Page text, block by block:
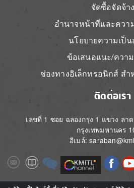
จัดซื้อจัดจ้าง
อำนาจหน้าที่และควา
นโยบายความเป็
ข้อเสนอแนะ/ควา
ช่องทางอิเล็กทรอนิกส์ ส
ติดต่อเรา
เลขที่ 1 ซอย ฉลองกรุง 1 แขวง ลา
กรุงเทพมหานคร
อีเมล์:
ImageImageImage Image Image